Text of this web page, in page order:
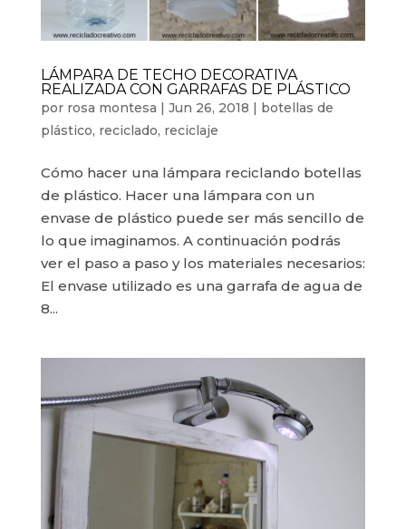
LÁMPARA DE TECHO DECORATIVA
REALIZADA CON GARRAFAS DE PLÁSTICO
por rosa montesa | Jun 26, 2018 | botellas de
plástico, reciclado, reciclaje
Cómo hacer una lámpara reciclando botellas
de plástico. Hacer una lámpara con un
envase de plástico puede ser más sencillo de
lo que imaginamos. A continuación podrás
ver el paso a paso y los materiales necesarios:
El envase utilizado es una garrafa de agua de
8...